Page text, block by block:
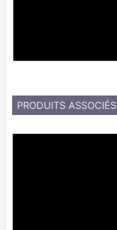
PRODUITS ASSOCIÉS